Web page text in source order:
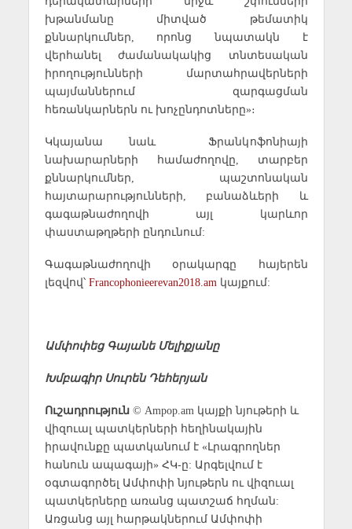
խթանմանը միտված թեմատիկ
քննարկումներ, որոնց նպատակն է
վերհանել ժամանակակից տնտեսական
իրողությունների մարտահրավերների
պայմաններում զարգացման
հեռանկարներն ու խոչընդոտները»։
Կկայանա նաև Ֆրանկոֆոնիայի
նախարարների համաժողովը, տարբեր
քննարկումներ, պաշտոնական
հայտարարությունների, բանաձևերի և
գագաթնաժողովի այլ կարևոր
փաստաթղթերի ընդունում:
Գագաթնաժողովի օրակարգը հայերեն
լեզվով՝ Francophonieerevan2018.am կայքում:
Ամփոփեց Գայանե Մելիքյանը
Խմբագիր Սուրեն Դեհերյան
Ուշադրություն© Ampop.am կայքի նյութերի և
վիզուալ պատկերների հեղինակային
իրավունքը պատկանում է «Լրագրողներ
հանուն ապագայի» ՀԿ-ը: Արգելվում է
օգտագործել Ամփոփի նյութերն ու վիզուալ
պատկերները առանց պատշաճ հղման:
Առցանց այլ հարթակներում Ամփոփի